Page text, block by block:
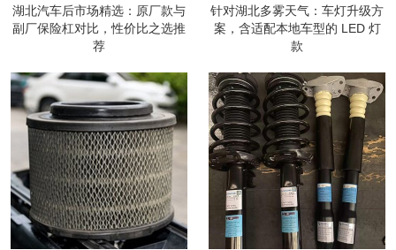
湖北汽车后市场精选：原厂款与
副厂保险杠对比，性价比之选推
荐
针对湖北多雾天气：车灯升级方
案，含适配本地车型的 LED 灯
款